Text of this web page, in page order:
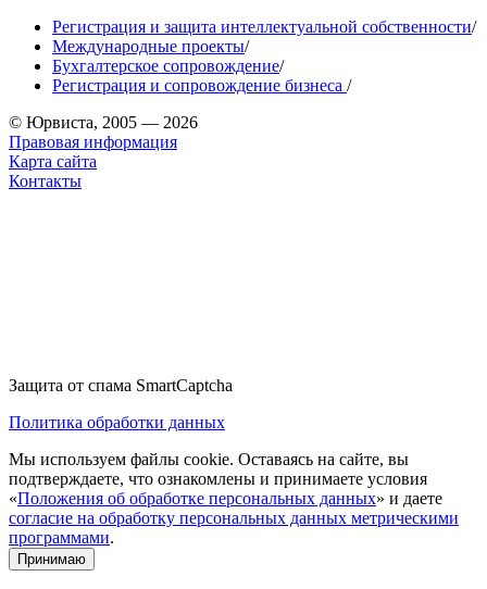
Регистрация и защита интеллектуальной собственности/
Международные проекты/
Бухгалтерское сопровождение/
Регистрация и сопровождение бизнеса /
© Юрвиста, 2005 — 2026
Правовая информация
Карта сайта
Контакты
Защита от спама SmartCaptcha
Политика обработки данных
Мы используем файлы cookie. Оставаясь на сайте, вы
подтверждаете, что ознакомлены и принимаете условия
«Положения об обработке персональных данных» и даете
согласие на обработку персональных данных метрическими
программами.
Принимаю